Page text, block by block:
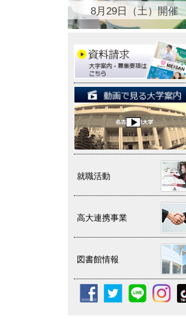
8月29日（土）開催
就職活動
高大連携事業
図書館情報